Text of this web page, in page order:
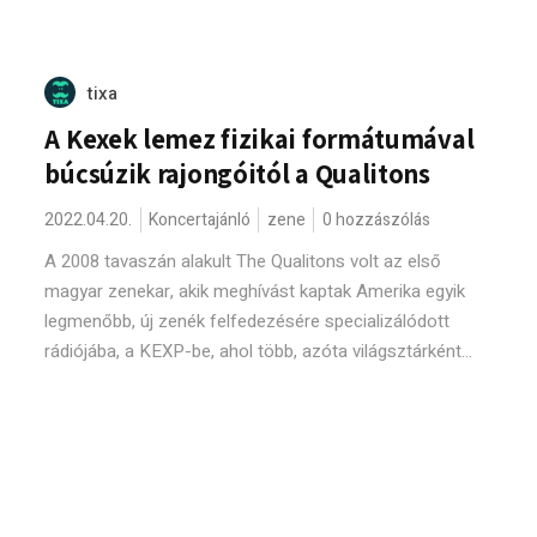
tixa
A Kexek lemez fizikai formátumával
búcsúzik rajongóitól a Qualitons
2022.04.20. Koncertajánló zene 0 hozzászólás
A 2008 tavaszán alakult The Qualitons volt az első
magyar zenekar, akik meghívást kaptak Amerika egyik
legmenőbb, új zenék felfedezésére specializálódott
rádiójába, a KEXP-be, ahol több, azóta világsztárként...